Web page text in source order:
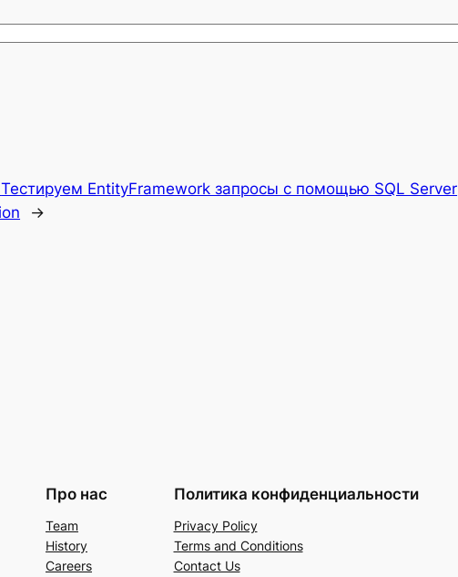
Тестируем EntityFramework запросы с помощью SQL Server
→
Про нас
Team
History
Careers
Политика конфиденциальности
Privacy Policy
Terms and Conditions
Contact Us